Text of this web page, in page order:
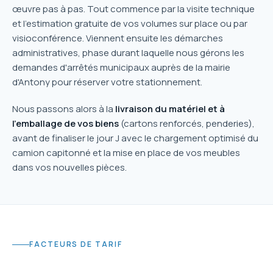
œuvre pas à pas. Tout commence par la visite technique
et l'estimation gratuite de vos volumes sur place ou par
visioconférence. Viennent ensuite les démarches
administratives, phase durant laquelle nous gérons les
demandes d'arrêtés municipaux auprès de la mairie
d'Antony pour réserver votre stationnement.
Nous passons alors à la livraison du matériel et à
l'emballage de vos biens(cartons renforcés, penderies),
avant de finaliser le jour J avec le chargement optimisé du
camion capitonné et la mise en place de vos meubles
dans vos nouvelles pièces.
FACTEURS DE TARIF